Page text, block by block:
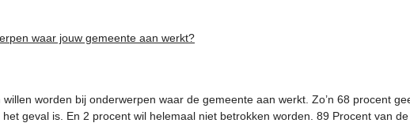
waar jouw gemeente aan werkt?
worden bij onderwerpen waar de gemeente aan werkt. Zo’n 68 procent
geval is. En 2 procent wil helemaal niet betrokken worden. 89 Procent van